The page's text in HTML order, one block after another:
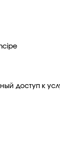
доступ к